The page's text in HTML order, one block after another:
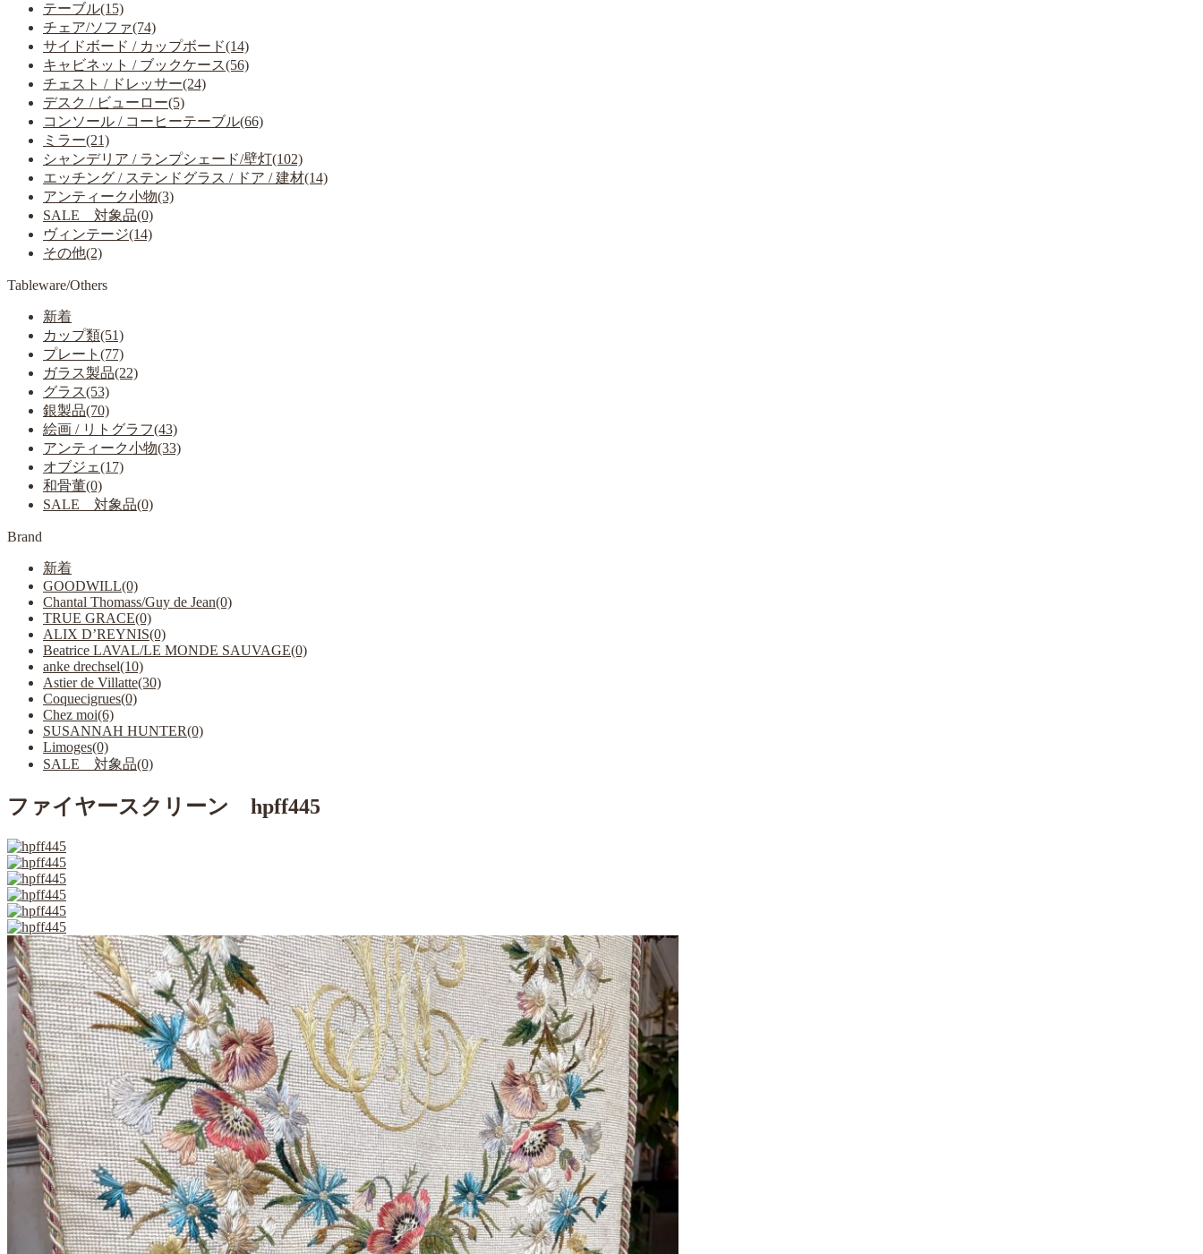
テーブル(15)
チェア/ソファ(74)
サイドボード / カップボード(14)
キャビネット / ブックケース(56)
チェスト / ドレッサー(24)
デスク / ビューロー(5)
コンソール / コーヒーテーブル(66)
ミラー(21)
シャンデリア / ランプシェード/壁灯(102)
エッチング / ステンドグラス / ドア / 建材(14)
アンティーク小物(3)
SALE 対象品(0)
ヴィンテージ(14)
その他(2)
Tableware/Others
新着
カップ類(51)
プレート(77)
ガラス製品(22)
グラス(53)
銀製品(70)
絵画 / リトグラフ(43)
アンティーク小物(33)
オブジェ(17)
和骨董(0)
SALE 対象品(0)
Brand
新着
GOODWILL(0)
Chantal Thomass/Guy de Jean(0)
TRUE GRACE(0)
ALIX D’REYNIS(0)
Beatrice LAVAL/LE MONDE SAUVAGE(0)
anke drechsel(10)
Astier de Villatte(30)
Coquecigrues(0)
Chez moi(6)
SUSANNAH HUNTER(0)
Limoges(0)
SALE 対象品(0)
ファイヤースクリーン hpff445